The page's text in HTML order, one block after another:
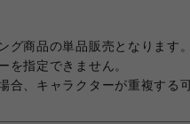
商品の単品販売となります。
指定できません。
、キャラクターが重複する